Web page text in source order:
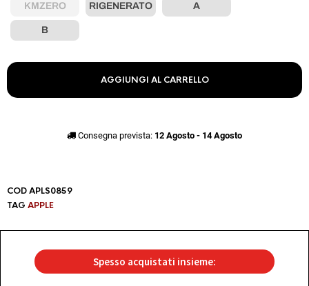
KMZERO RIGENERATO A
B
AGGIUNGI AL CARRELLO
Consegna prevista: 12 Agosto - 14 Agosto
CODAPLS0859
TAG APPLE
Spesso acquistati insieme: